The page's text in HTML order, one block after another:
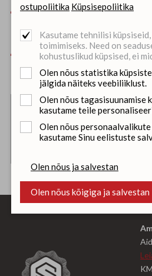
 Sõiduõpetajad:Janek Tarre
Hind alates

Lisainfo:Jelena Bedrataja(
autokool@autosert.ee)
Üldinfo Programm
ostupoliitika Küpsisepoliitika
Kasutame tehnilisi
toimimiseks. Need on
kohustuslikud küpsised, ei
Olen nõus statistika
jälgida näiteks veebiliiklust.
Olen nõus tagasisuunamise
kasutame teile
Olen nõus
kasutame Sinu eelistuste
Olen nõus ja salvestan
Olen nõus kõigiga ja salvestan